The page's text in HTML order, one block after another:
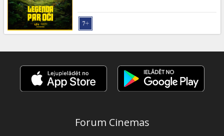
B2B
Клуб
Forum Cinemas